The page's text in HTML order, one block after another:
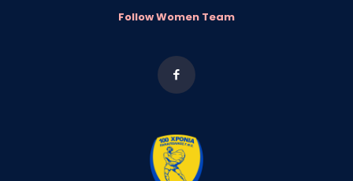
Follow Women Team